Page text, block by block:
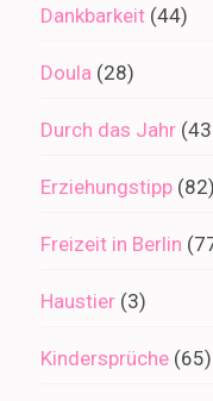
Dankbarkeit (44)
Doula (28)
Durch das Jahr
Erziehungstipp (82)
Freizeit in Berlin
Haustier (3)
Kindersprüche (65)